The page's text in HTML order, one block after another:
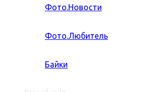
Фото.Новости
Фото.Любитель
Байки